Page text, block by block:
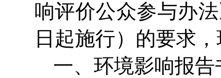
响评价公众参与办
日起施行）的要求
一、环境影响报